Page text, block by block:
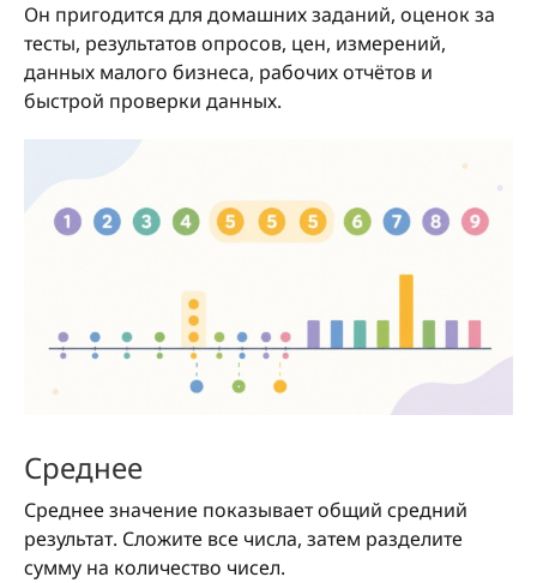
Он пригодится для домашних заданий, оценок за
тесты, результатов опросов, цен, измерений,
данных малого бизнеса, рабочих отчётов и
быстрой проверки данных.
Среднее
Среднее значение показывает общий средний
результат. Сложите все числа, затем разделите
сумму на количество чисел.